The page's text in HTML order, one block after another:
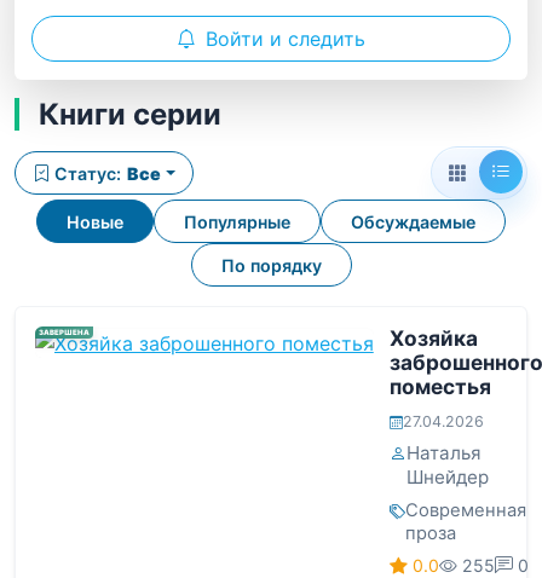
Войти и следить
Книги серии
Новые Популярные Обсуждаемые
По порядку
Статус: Все
ЗАВЕРШЕНА
Хозяйка
заброшенного
поместья
27.04.2026
Наталья
Шнейдер
Современная
проза
0.0 255 0